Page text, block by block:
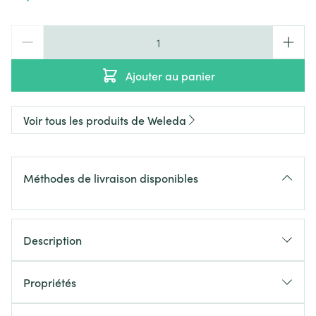
Ajouter au panier
Voir tous les produits de Weleda
Méthodes de livraison disponibles
Description
Propriétés